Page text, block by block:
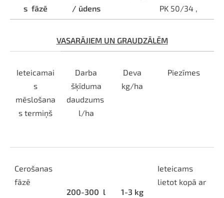
s fāzē
/ ūdens
PK 50/34 ,
VASARĀJIEM UN GRAUDZĀLĒM
Ieteicamai
s
mēslošana
s termiņš
Darba
šķīduma
daudzums
l/ha
Deva
kg/ha
Piezīmes
Cerošanas
fāzē
200-300 l
1-3 kg
Ieteicams
lietot kopā ar